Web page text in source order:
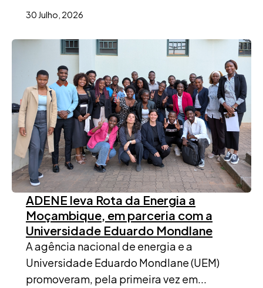
30 Julho, 2026
ADENE leva Rota da Energia a
Moçambique, em parceria com a
Universidade Eduardo Mondlane
A agência nacional de energia e a
Universidade Eduardo Mondlane (UEM)
promoveram, pela primeira vez em...